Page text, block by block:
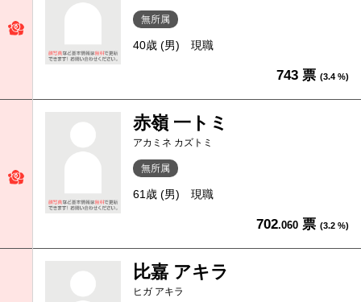
無所属
40歳 (男) 現職
743 票 (3.4 %)
赤嶺 一トミ
アカミネ カズトミ
無所属
61歳 (男) 現職
702.060 票 (3.2 %)
比嘉 アキラ
ヒガ アキラ